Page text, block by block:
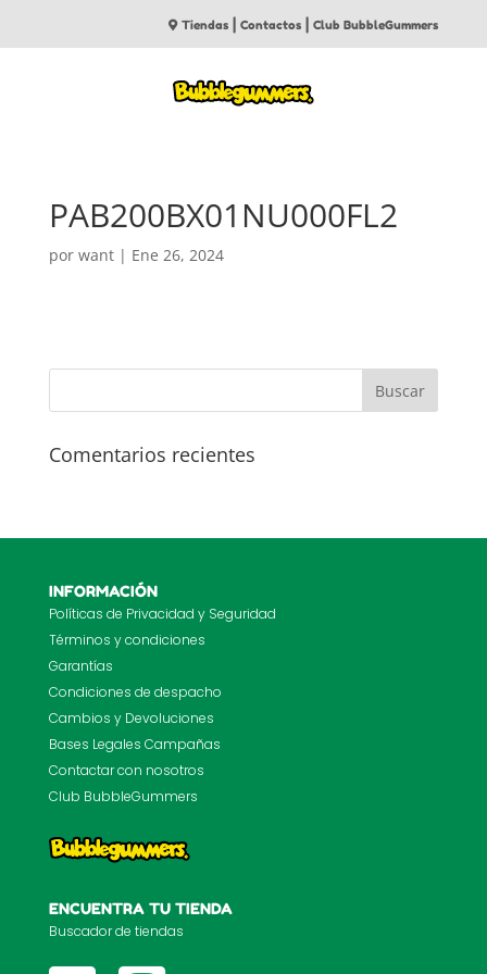
Tiendas |Contactos |Club BubbleGummers
PAB200BX01NU000FL2
por want| Ene 26, 2024
Comentarios recientes
INFORMACIÓN
Políticas de Privacidad y Seguridad
Términos y condiciones
Garantías
Condiciones de despacho
Cambios y Devoluciones
Bases Legales Campañas
Contactar con nosotros
Club BubbleGummers
ENCUENTRA TU TIENDA
Buscador de tiendas